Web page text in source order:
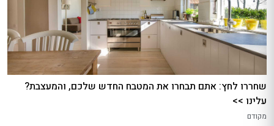
שחררו לחץ: אתם תבחרו את המטבח החדש שלכם, והמעצבת?
עלינו >>
מקודם